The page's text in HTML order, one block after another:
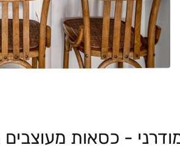
- כסאות